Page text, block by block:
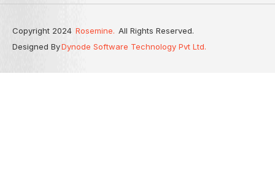
Copyright 2024 Rosemine. All Rights Reserved.
Designed ByDynode Software Technology Pvt Ltd.